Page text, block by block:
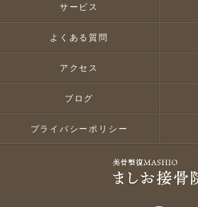
サービス
よくある質問
アクセス
ブログ
プライバシーポリシー